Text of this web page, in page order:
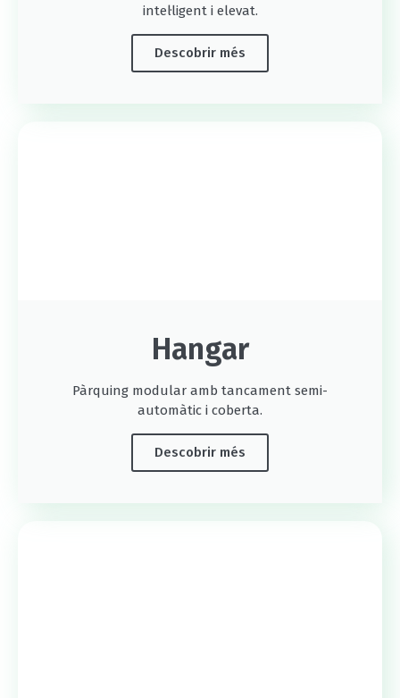
intel·ligent i elevat.
Descobrir més
Hangar
Pàrquing modular amb tancament semi-
automàtic i coberta.
Descobrir més